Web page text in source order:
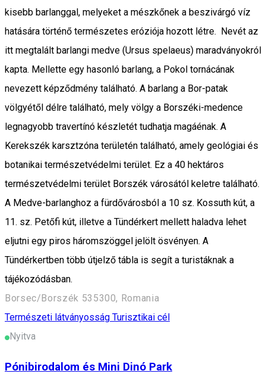
kisebb barlanggal, melyeket a mészkőnek a beszivárgó víz
hatására történő természetes eróziója hozott létre. Nevét az
itt megtalált barlangi medve (Ursus spelaeus) maradványokról
kapta. Mellette egy hasonló barlang, a Pokol tornácának
nevezett képződmény található. A barlang a Bor-patak
völgyétől délre található, mely völgy a Borszéki-medence
legnagyobb travertínó készletét tudhatja magáénak. A
Kerekszék karsztzóna területén található, amely geológiai és
botanikai természetvédelmi terület. Ez a 40 hektáros
természetvédelmi terület Borszék városától keletre található.
A Medve-barlanghoz a fürdővárosból a 10 sz. Kossuth kút, a
11. sz. Petőfi kút, illetve a Tündérkert mellett haladva lehet
eljutni egy piros háromszöggel jelölt ösvényen. A
Tündérkertben több útjelző tábla is segít a turistáknak a
tájékozódásban.
Borsec/Borszék 535300, Romania
Természeti látványosság Turisztikai cél
Nyitva
Pónibirodalom és Mini Dinó Park